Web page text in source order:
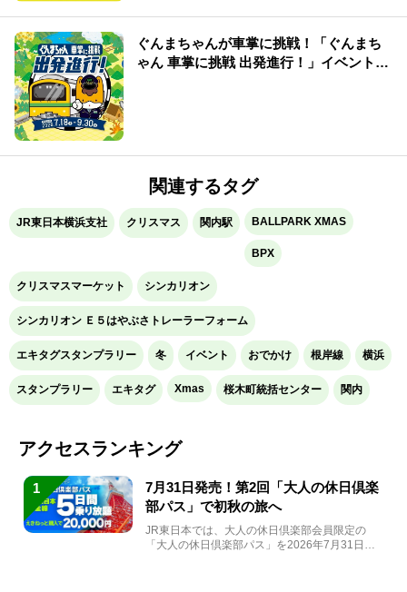
ぐんまちゃんが車掌に挑戦！「ぐんまち
ゃん 車掌に挑戦 出発進行！」イベント情
関連するタグ
JR東日本横浜支社 クリスマス 関内駅 BALLPARK XMAS
BPX
クリスマスマーケット シンカリオン
シンカリオン Ｅ５はやぶさトレーラーフォーム
エキタグスタンプラリー 冬 イベント おでかけ 根岸線 横浜
スタンプラリー エキタグ Xmas 桜木町統括センター 関内
アクセスランキング
1
7月31日発売！第2回「大人の休日倶楽
部パス」で初秋の旅へ
JR東日本では、大人の休日倶楽部会員限定の
「大人の休日倶楽部パス」を2026年7月31日